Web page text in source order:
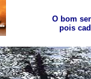
O bom
pois